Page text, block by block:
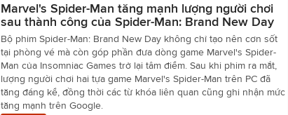
Marvel's Spider-Man tăng mạnh lượng người chơi
sau thành công của Spider-Man: Brand New Day
Bộ phim Spider-Man: Brand New Day không chỉ tạo nên cơn sốt
tại phòng vé mà còn góp phần đưa dòng game Marvel's Spider-
Man của Insomniac Games trở lại tâm điểm. Sau khi phim ra mắt,
lượng người chơi hai tựa game Marvel's Spider-Man trên PC đã
tăng đáng kể, đồng thời các từ khóa liên quan cũng ghi nhận mức
tăng mạnh trên Google.